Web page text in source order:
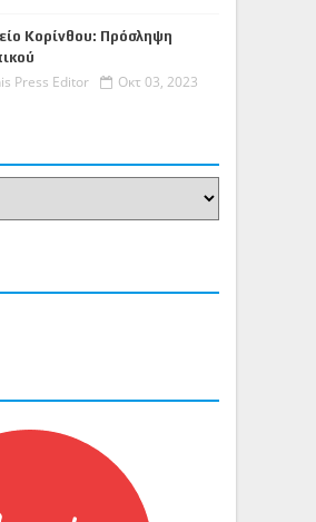
Κορίνθου: Πρόσληψη
Press Editor Οκτ 03, 2023